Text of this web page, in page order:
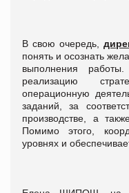
В свою очередь,
понять и осознать
выполнения
реализацию
операционную
заданий, за
производстве, а
Помимо этого,
уровнях и